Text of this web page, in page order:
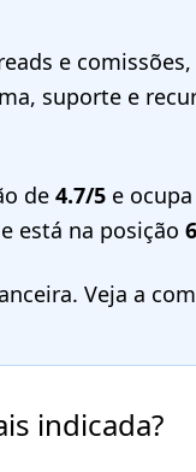
e
suporte e
de 4.7/5 e
e está na posição
Veja a
indicada?